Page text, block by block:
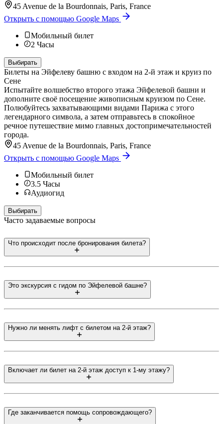
45 Avenue de la Bourdonnais, Paris, France
Открыть с помощью Google Maps
Мобильный билет
2 Часы
Выбирать
Билеты на Эйфелеву башню с входом на 2-й этаж и круиз по
Сене
Испытайте волшебство второго этажа Эйфелевой башни и
дополните своё посещение живописным круизом по Сене.
Полюбуйтесь захватывающими видами Парижа с этого
легендарного символа, а затем отправьтесь в спокойное
речное путешествие мимо главных достопримечательностей
города.
45 Avenue de la Bourdonnais, Paris, France
Открыть с помощью Google Maps
Мобильный билет
3.5 Часы
Аудиогид
Выбирать
Часто задаваемые вопросы
Что происходит после бронирования билета?
Это экскурсия с гидом по Эйфелевой башне?
Нужно ли менять лифт с билетом на 2-й этаж?
Включает ли билет на 2-й этаж доступ к 1-му этажу?
Где заканчивается помощь сопровождающего?